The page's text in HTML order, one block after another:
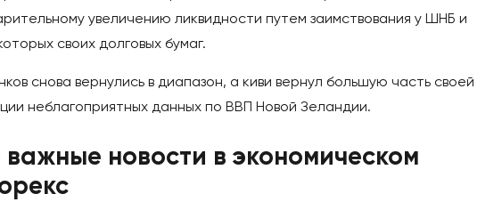
увеличению ликвидности путем заимствования у ШНБ и
своих долговых бумаг.
снова вернулись в диапазон, а киви вернул большую часть своей
неблагоприятных данных по ВВП Новой Зеландии.
новости в экономическом